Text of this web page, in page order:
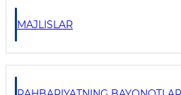
MAJLISLAR